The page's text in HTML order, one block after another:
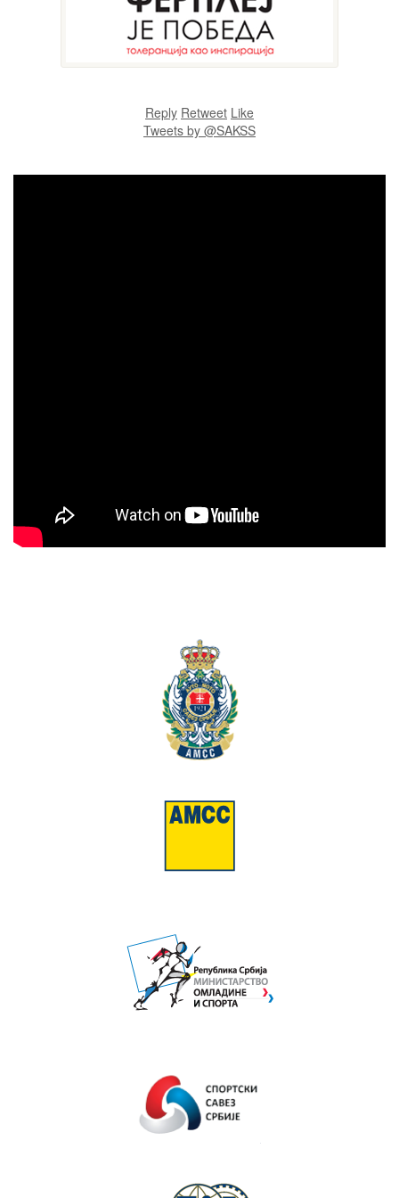
Reply Retweet Like
Tweets by @SAKSS